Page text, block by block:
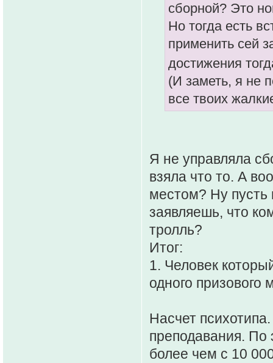
сборной? Это
Но тогда есть
применить сей
достижения
(И заметь, я не
все твоих
Я не управляла
взяла что то. А
местом? Ну пусть
заявляешь, что
тролль?
Итог:
1. Человек
одного призового
Насчет
преподавания. По
более чем с 10